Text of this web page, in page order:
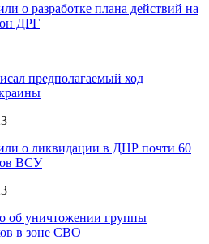
о разработке плана действий на
ДРГ
предполагаемый ход
о ликвидации в ДНР почти 60
ВСУ
об уничтожении группы
в зоне СВО